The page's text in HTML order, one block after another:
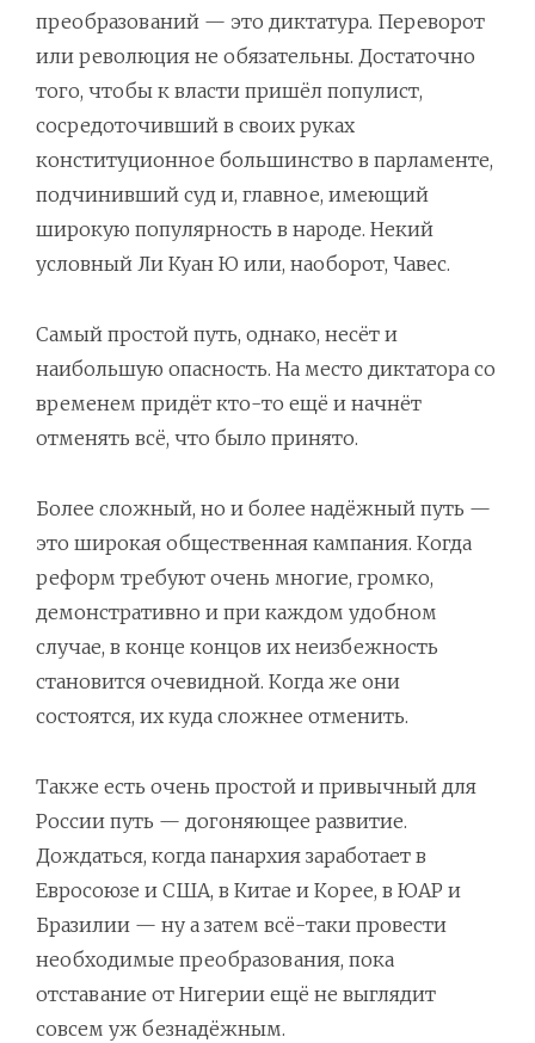
преобразований — это диктатура. Переворот
или революция не обязательны. Достаточно
того, чтобы к власти пришёл популист,
сосредоточивший в своих руках
конституционное большинство в парламенте,
подчинивший суд и, главное, имеющий
широкую популярность в народе. Некий
условный Ли Куан Ю или, наоборот, Чавес.
Самый простой путь, однако, несёт и
наибольшую опасность. На место диктатора со
временем придёт кто-то ещё и начнёт
отменять всё, что было принято.
Более сложный, но и более надёжный путь —
это широкая общественная кампания. Когда
реформ требуют очень многие, громко,
демонстративно и при каждом удобном
случае, в конце концов их неизбежность
становится очевидной. Когда же они
состоятся, их куда сложнее отменить.
Также есть очень простой и привычный для
России путь — догоняющее развитие.
Дождаться, когда панархия заработает в
Евросоюзе и США, в Китае и Корее, в ЮАР и
Бразилии — ну а затем всё-таки провести
необходимые преобразования, пока
отставание от Нигерии ещё не выглядит
совсем уж безнадёжным.